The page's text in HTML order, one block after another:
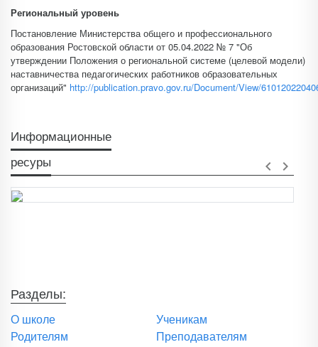
Региональный уровень
Постановление Министерства общего и профессионального
образования Ростовской области от 05.04.2022 № 7 "Об
утверждении Положения о региональной системе (целевой модели)
наставничества педагогических работников образовательных
организаций" http://publication.pravo.gov.ru/Document/View/
Информационные
ресуры
keyboard_arrow_left keyboard_arrow_right
Разделы:
О школе
Ученикам
Родителям
Преподавателям